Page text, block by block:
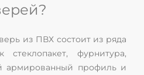
из ПВХ состоит из ряда
стеклопакет, фурнитура,
армированный профиль и